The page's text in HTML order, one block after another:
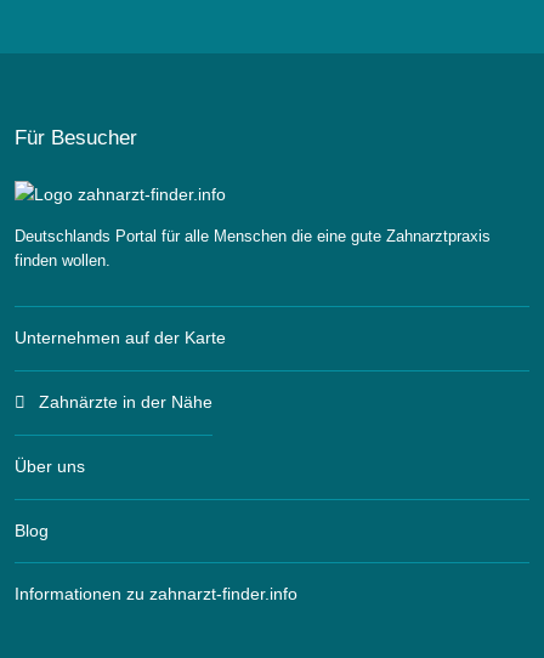
Für Besucher
Deutschlands Portal für alle Menschen die eine gute Zahnarztpraxis
finden wollen.
Unternehmen auf der Karte
Zahnärzte in der Nähe
Über uns
Blog
Informationen zu zahnarzt-finder.info